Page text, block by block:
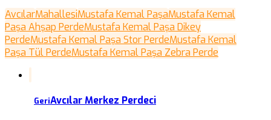
AvcılarMahallesiMustafa Kemal PaşaMustafa Kemal
Paşa Ahşap PerdeMustafa Kemal Paşa Dikey
PerdeMustafa Kemal Paşa Stor PerdeMustafa Kemal
Paşa Tül PerdeMustafa Kemal Paşa Zebra Perde
GeriAvcılar Merkez Perdeci